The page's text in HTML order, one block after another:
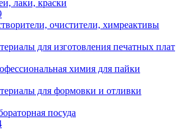
лаки, краски
очистители, химреактивы
для изготовления печатных плат
химия для пайки
для формовки и отливки
посуда